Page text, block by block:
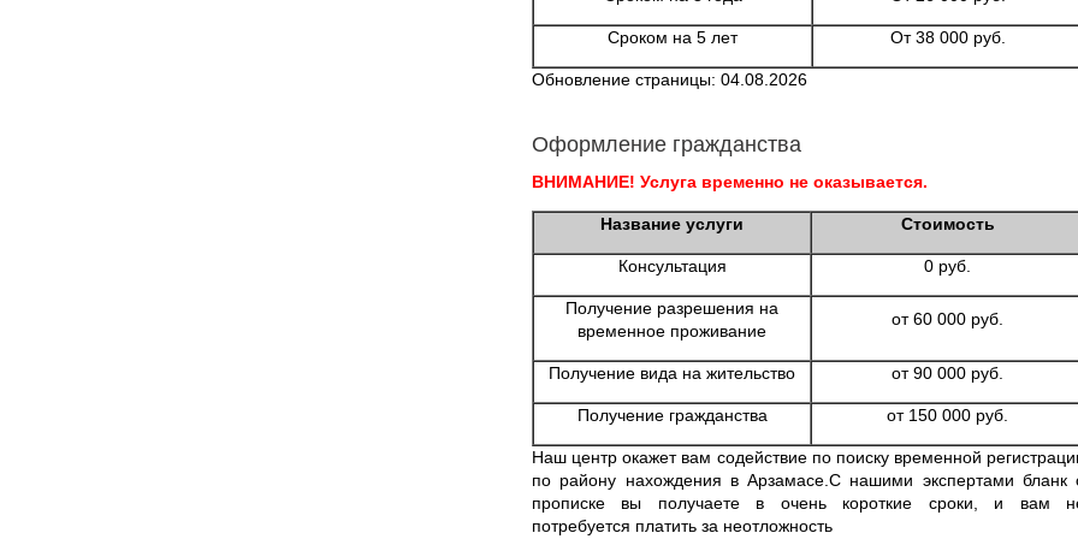
Сроком на 5 лет От 38 000 руб.
Обновление страницы: 04.08.2026
Оформление гражданства
ВНИМАНИЕ! Услуга временно не оказывается.
Название услуги Стоимость
Консультация 0 руб.
Получение разрешения на
временное проживание
от 60 000 руб.
Получение вида на жительство от 90 000 руб.
Получение гражданства от 150 000 руб.
Наш центр окажет вам содействие по поиску временной
по району нахождения в Арзамасе.С нашими экспертами бланк
прописке вы получаете в очень короткие сроки, и вам
потребуется платить за неотложность